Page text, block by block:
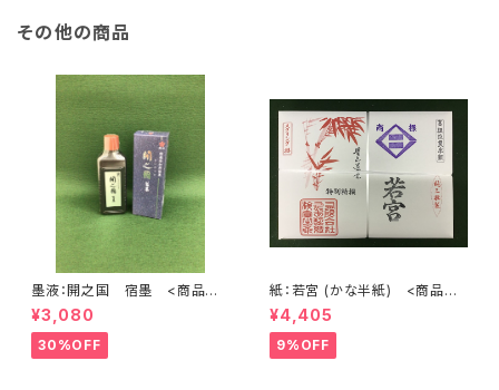
その他の商品
墨液：開之国 宿墨 <商品番
号1900>
¥3,080
30%OFF
紙：若宮 (かな半紙) <商品番
号1211>
¥4,405
9%OFF